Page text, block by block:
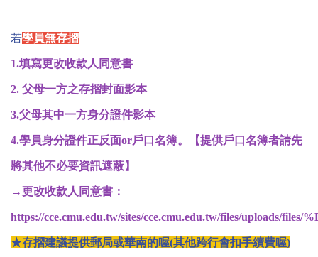
若學員無存摺
1.填寫更改收款人同意書
2. 父母一方之存摺封面影本
3.父母其中一方身分證件影本
4.學員身分證件正反面or戶口名簿。【提供戶口名簿者請先
將其他不必要資訊遮蔽】
→更改收款人同意書：
https://cce.cmu.edu.tw/sites/cce.cmu.edu.tw/files/uploads/
★存摺建議提供郵局或華南的喔(其他跨行會扣手續費喔)